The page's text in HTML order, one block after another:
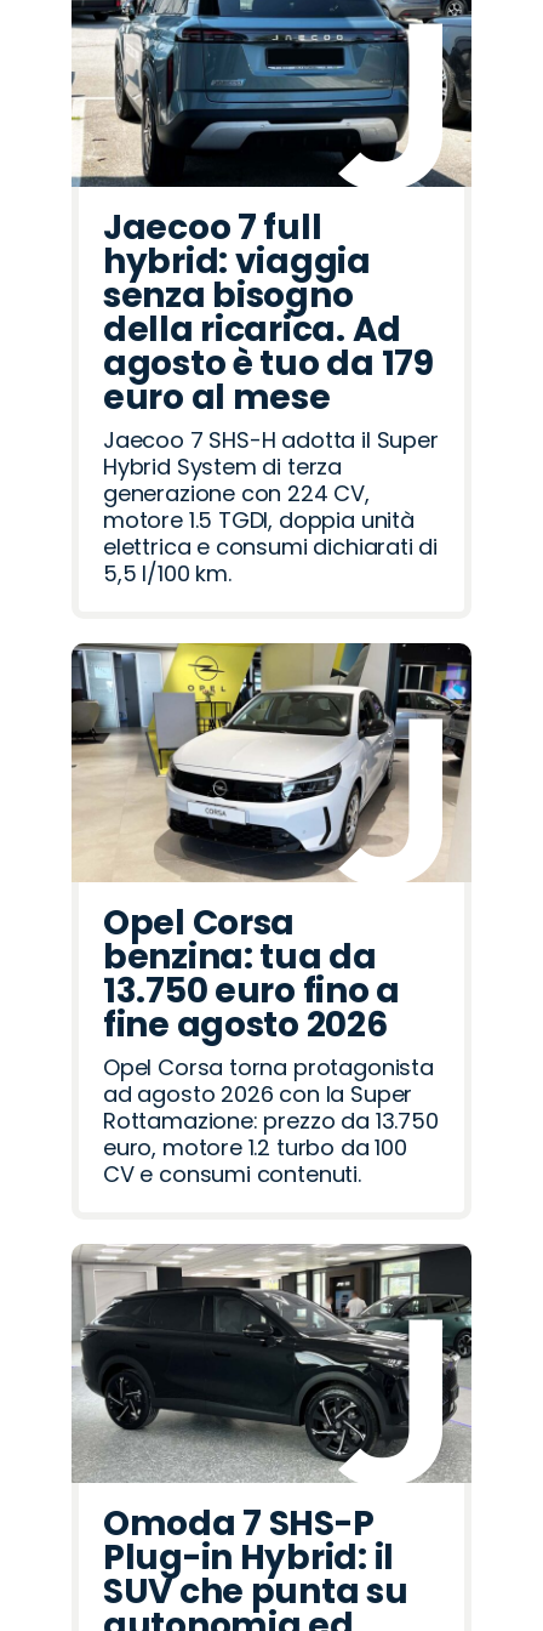
Opel
Omoda
Mazda
Land
Rover
Jeep
Cupra
Jaecoo
Abarth
Lancia
Fiat
Alfa
Romeo
Citroën
Seat
Hyundai
Peugeot
Jaecoo 7 full
hybrid: viaggia
senza bisogno
della ricarica. Ad
agosto è tuo da 179
euro al mese
Jaecoo 7 SHS-H adotta il Super
Hybrid System di terza
generazione con 224 CV,
motore 1.5 TGDI, doppia unità
elettrica e consumi dichiarati di
5,5 l/100 km.
Opel Corsa
benzina: tua da
13.750 euro fino a
fine agosto 2026
Opel Corsa torna protagonista
ad agosto 2026 con la Super
Rottamazione: prezzo da 13.750
euro, motore 1.2 turbo da 100
CV e consumi contenuti.
Omoda 7 SHS-P
Plug-in Hybrid: il
SUV che punta su